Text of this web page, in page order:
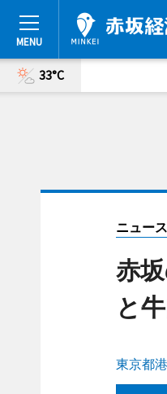
33°C
ニュー
赤
と
東京都